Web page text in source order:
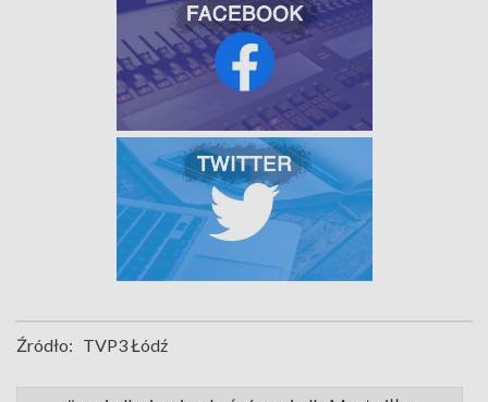
Źródło: TVP3 Łódź